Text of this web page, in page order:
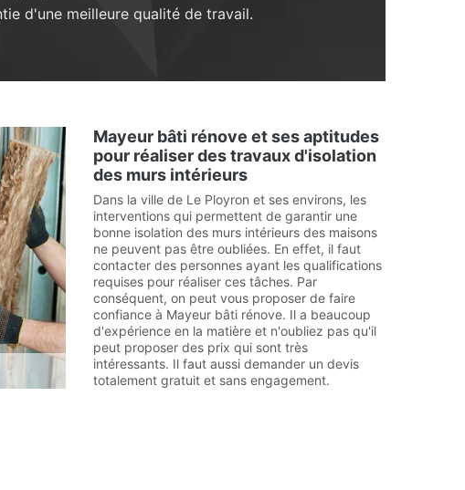
d'une meilleure qualité de travail.
Mayeur bâti rénove et ses aptitudes
pour réaliser des travaux d'isolation
des murs intérieurs
Dans la ville de Le Ployron et ses environs, les
interventions qui permettent de garantir une
bonne isolation des murs intérieurs des maisons
ne peuvent pas être oubliées. En effet, il faut
contacter des personnes ayant les qualifications
requises pour réaliser ces tâches. Par
conséquent, on peut vous proposer de faire
confiance à Mayeur bâti rénove. Il a beaucoup
d'expérience en la matière et n'oubliez pas qu'il
peut proposer des prix qui sont très
intéressants. Il faut aussi demander un devis
totalement gratuit et sans engagement.